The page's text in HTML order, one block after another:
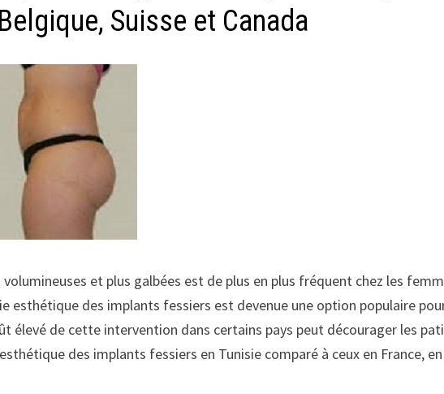
Suisse et Canada
volumineuses et plus galbées est de plus en plus fréquent chez les
esthétique des implants fessiers est devenue une option populaire
élevé de cette intervention dans certains pays peut décourager les
des implants fessiers en Tunisie comparé à ceux en France,